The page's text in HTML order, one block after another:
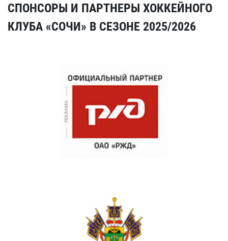
СПОНСОРЫ И ПАРТНЕРЫ ХОККЕЙНОГО
КЛУБА «СОЧИ» В СЕЗОНЕ 2025/2026